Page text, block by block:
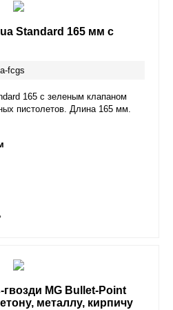
Standard 165 мм с
fcgs
165 с зеленым клапаном
пистолетов. Длина 165 мм.
MG Bullet-Point
металлу, кирпичу